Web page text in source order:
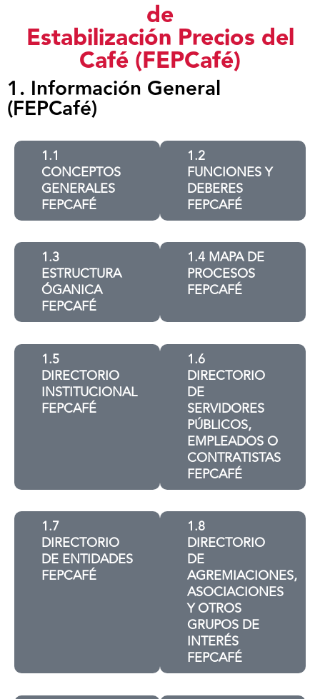
de
Estabilización Precios del
Café (FEPCafé)
1. Información General
(FEPCafé)
1.1
CONCEPTOS
GENERALES
FEPCAFÉ
1.2
FUNCIONES Y
DEBERES
FEPCAFÉ
1.3
ESTRUCTURA
ÓGANICA
FEPCAFÉ
1.4 MAPA DE
PROCESOS
FEPCAFÉ
1.5
DIRECTORIO
INSTITUCIONAL
FEPCAFÉ
1.6
DIRECTORIO
DE
SERVIDORES
PÚBLICOS,
EMPLEADOS O
CONTRATISTAS
FEPCAFÉ
1.7
DIRECTORIO
DE ENTIDADES
FEPCAFÉ
1.8
DIRECTORIO
DE
AGREMIACIONES,
ASOCIACIONES
Y OTROS
GRUPOS DE
INTERÉS
FEPCAFÉ